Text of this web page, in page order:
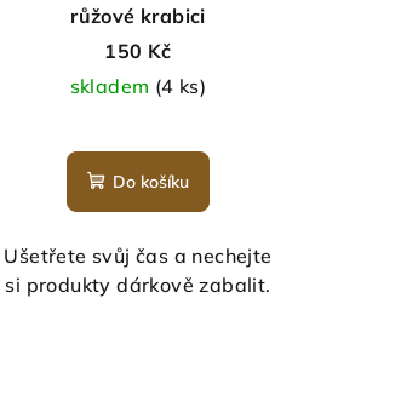
růžové krabici
150 Kč
skladem (4 ks)
Do košíku
Ušetřete svůj čas a nechejte
si produkty dárkově zabalit.